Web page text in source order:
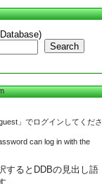
Search
」でログインしてくださ
can log in with the
するとDDBの見出し語